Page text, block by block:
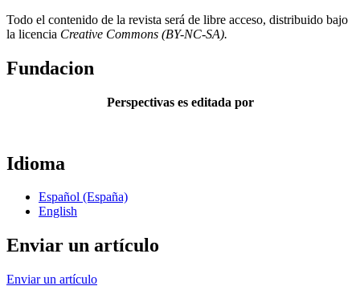
Todo el contenido de la revista será de libre acceso, distribuido bajo
la licencia Creative Commons (BY-NC-SA).
Fundacion
Perspectivas es editada por
Idioma
Español (España)
English
Enviar un artículo
Enviar un artículo